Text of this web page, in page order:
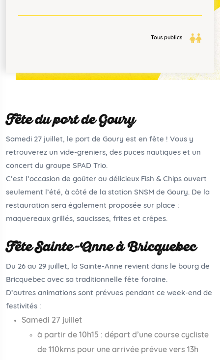
Tous publics
Fête du port de Goury
Samedi 27 juillet, le port de Goury est en fête ! Vous y
retrouverez un vide-greniers, des puces nautiques et un
concert du groupe SPAD Trio.
C’est l’occasion de goûter au délicieux Fish & Chips ouvert
seulement l’été, à côté de la station SNSM de Goury. De la
restauration sera également proposée sur place :
maquereaux grillés, saucisses, frites et crêpes.
Fête Sainte-Anne à Bricquebec
Du 26 au 29 juillet, la Sainte-Anne revient dans le bourg de
Bricquebec avec sa traditionnelle fête foraine.
D’autres animations sont prévues pendant ce week-end de
festivités :
Samedi 27 juillet
à partir de 10h15 : départ d’une course cycliste
de 110kms pour une arrivée prévue vers 13h